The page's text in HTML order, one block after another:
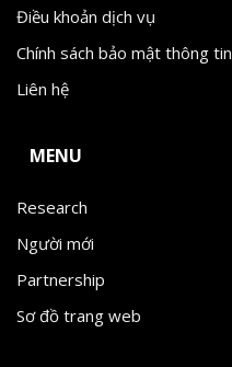
Điều khoản dịch vụ
Chính sách bảo mật thông tin
Liên hệ
MENU
Research
Người mới
Partnership
Sơ đồ trang web